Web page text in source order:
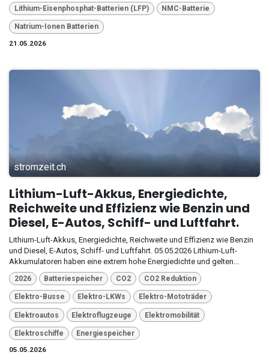
Lithium-Eisenphosphat-Batterien (LFP) NMC-Batterie
Natrium-Ionen Batterien
21.05.2026
stromzeit.ch
Lithium-Luft-Akkus, Energiedichte,
Reichweite und Effizienz wie Benzin und
Diesel, E-Autos, Schiff- und Luftfahrt.
Lithium-Luft-Akkus, Energiedichte, Reichweite und Effizienz wie Benzin
und Diesel, E-Autos, Schiff- und Luftfahrt. 05.05.2026 Lithium-Luft-
Akkumulatoren haben eine extrem hohe Energiedichte und gelten...
2026 Batteriespeicher CO2 CO2 Reduktion
Elektro-Busse Elektro-LKWs Elektro-Mototräder
Elektroautos Elektroflugzeuge Elektromobilität
Elektroschiffe
Energiespeicher
05.05.2026